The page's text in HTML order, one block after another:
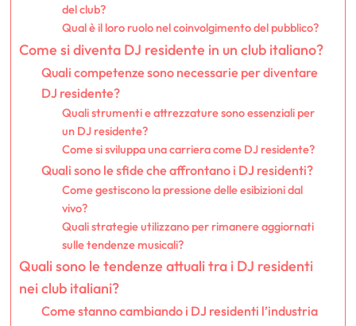
del club?
Qual è il loro ruolo nel coinvolgimento del pubblico?
Come si diventa DJ residente in un club italiano?
Quali competenze sono necessarie per diventare
DJ residente?
Quali strumenti e attrezzature sono essenziali per
un DJ residente?
Come si sviluppa una carriera come DJ residente?
Quali sono le sfide che affrontano i DJ residenti?
Come gestiscono la pressione delle esibizioni dal
vivo?
Quali strategie utilizzano per rimanere aggiornati
sulle tendenze musicali?
Quali sono le tendenze attuali tra i DJ residenti
nei club italiani?
Come stanno cambiando i DJ residenti l’industria